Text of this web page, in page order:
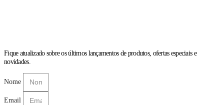
Fique atualizado sobre os últimos lançamentos de produtos, ofertas especiais e
novidades.
Nome
Email